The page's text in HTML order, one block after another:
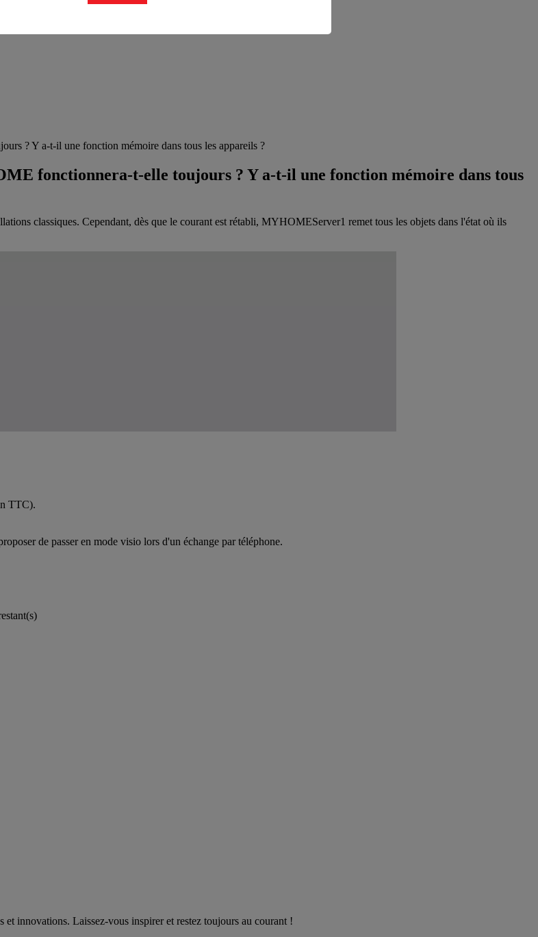
? Y a-t-il une fonction mémoire dans tous les appareils ?
fonctionnera-t-elle toujours ? Y a-t-il une fonction mémoire dans tous
classiques. Cependant, dès que le courant est rétabli, MYHOMEServer1 remet tous les objets dans l'état où ils
TTC).
de passer en mode visio lors d'un échange par téléphone.
innovations. Laissez-vous inspirer et restez toujours au courant !